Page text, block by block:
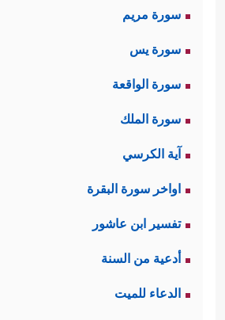
ٱلَّذِینَ یَكۡفُرُونَ بِـَٔایَـٰتِ ٱللَّهِ
وَیَقۡتُلُونَ ٱلَّذِینَ یَأۡمُرُونَ بِٱلۡقِسۡطِ
بِعَذَابٍ أَلِیمٍ﴾
رابعًا: ينتمي المؤمنون
يضم خيرة البشر في كلِّ
ٱصۡطَفَىٰۤ ءَادَمَ وَنُوحࣰا وَءَالَ إِبۡرَ ٰ⁠هِیمَ
سورة مريم
سورة يس
سورة الواقعة
سورة الملك
آية الكرسي
اواخر سورة البقرة
تفسير ابن عاشور
أدعية من السنة
الدعاء للميت